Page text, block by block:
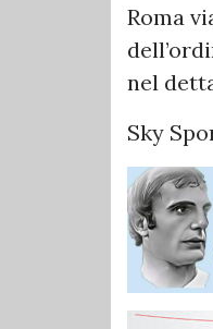
Roma
nel
Sky